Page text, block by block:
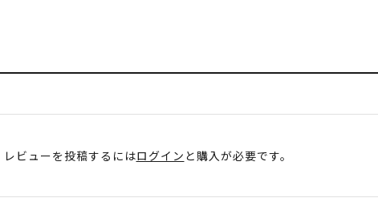
レビューを投稿するにはログイン と購入が必要です。